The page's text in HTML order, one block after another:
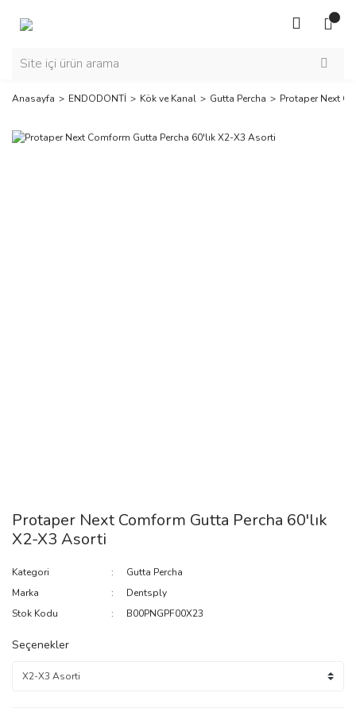
Anasayfa ENDODONTİ Kök ve Kanal Gutta Percha Protaper Next
Protaper Next Comform Gutta Percha 60'lık
X2-X3 Asorti
Kategori
Gutta Percha
Marka
Dentsply
Stok Kodu
B00PNGPF00X23
Seçenekler